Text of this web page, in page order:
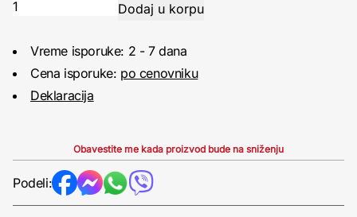
Vreme isporuke: 2 - 7 dana
Cena isporuke: po cenovniku
Deklaracija
Obavestite me kada proizvod bude na sniženju
Podeli: